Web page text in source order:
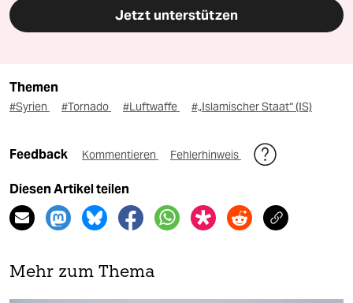
Jetzt unterstützen
Themen
#Syrien #Tornado #Luftwaffe #„Islamischer Staat“ (IS)
Feedback Kommentieren Fehlerhinweis
Diesen Artikel teilen
Mehr zum Thema